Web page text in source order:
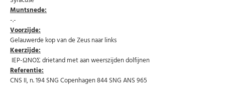
Niet meer opnieuw tonen.
Muntsnede:
-.-
Voorzijde:
Gelauwerde kop van de Zeus naar links
Keerzijde:
IEP-ΩNOΣ drietand met aan weerszijden dolfijnen
Referentie:
CNS II, n. 194 SNG Copenhagen 844 SNG ANS 965